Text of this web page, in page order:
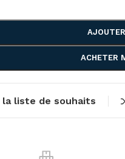
ACHETER
liste de souhaits